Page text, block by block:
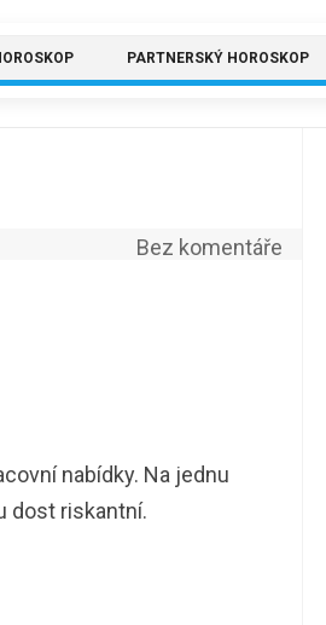
PARTNERSKÝ HOROSKOP
Bez komentáře
nabídky. Na jednu
dost riskantní.